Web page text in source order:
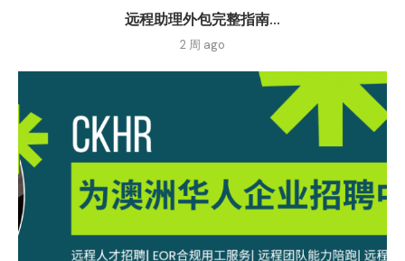
远程助理外包完整指南...
2 周 ago